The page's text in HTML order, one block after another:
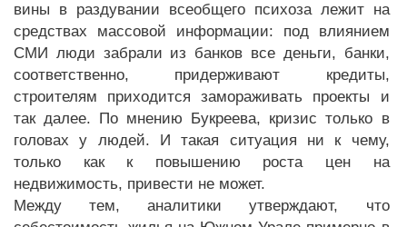
вины в раздувании всеобщего психоза лежит на
средствах массовой информации: под влиянием
СМИ люди забрали из банков все деньги, банки,
соответственно, придерживают кредиты,
строителям приходится замораживать проекты и
так далее. По мнению Букреева, кризис только в
головах у людей. И такая ситуация ни к чему,
только как к повышению роста цен на
недвижимость, привести не может.
Между тем, аналитики утверждают, что